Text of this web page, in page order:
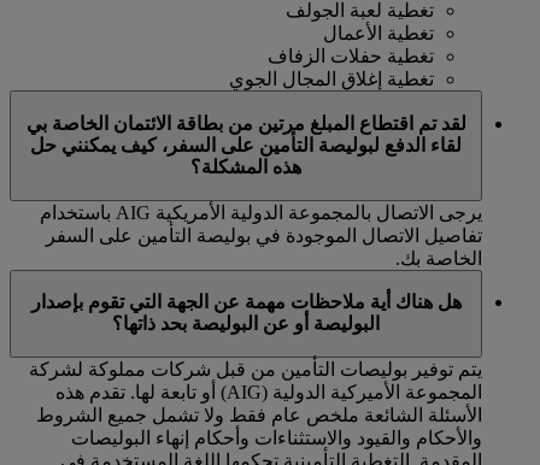
تغطية لعبة الجولف
تغطية الأعمال
تغطية حفلات الزفاف
تغطية إغلاق المجال الجوي
لقد تم اقتطاع المبلغ مرتين من بطاقة الائتمان الخاصة بي
لقاء الدفع لبوليصة التأمين على السفر، كيف يمكنني حل
هذه المشكلة؟
يرجى الاتصال بالمجموعة الدولية الأمريكية AIG باستخدام
تفاصيل الاتصال الموجودة في بوليصة التأمين على السفر
الخاصة بك.
هل هناك أية ملاحظات مهمة عن الجهة التي تقوم بإصدار
البوليصة أو عن البوليصة بحد ذاتها؟
يتم توفير بوليصات التأمين من قبل شركات مملوكة لشركة
المجموعة الأميركية الدولية (AIG) أو تابعة لها. تقدم هذه
الأسئلة الشائعة ملخص عام فقط ولا تشمل جميع الشروط
والأحكام والقيود والاستثناءات وأحكام إنهاء البوليصات
المقدمة. التغطية التأمينية تحكمها اللغة المستخدمة في